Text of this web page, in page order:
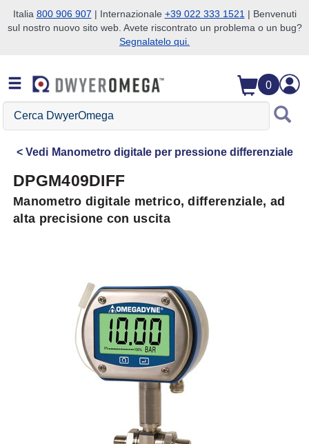
Salta alla ricerca
Salta al contenuto principale
Salta alla navigazione
Italia 800 906 907 | Internazionale +39 022 333 1521 | Benvenuti
sul nostro nuovo sito web. Avete riscontrato un problema o un bug?
Segnalatelo qui.
0
Cerca
DwyerOmega
Vedi Manometro digitale per pressione differenziale
DPGM409DIFF
Manometro digitale metrico, differenziale, ad
alta precisione con uscita